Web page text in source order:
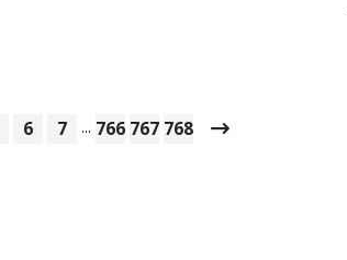
6 7 ... 766 767 768